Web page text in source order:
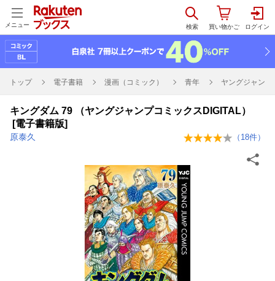
メニュー
トップ 電子書籍 漫画（コミック） 青年 ヤングジャンプ
キングダム 79 （ヤングジャンプコミックスDIGITAL）
[電子書籍版]
原泰久 （ 18件）